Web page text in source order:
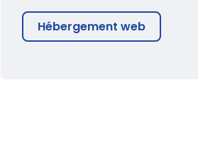
Hébergement web